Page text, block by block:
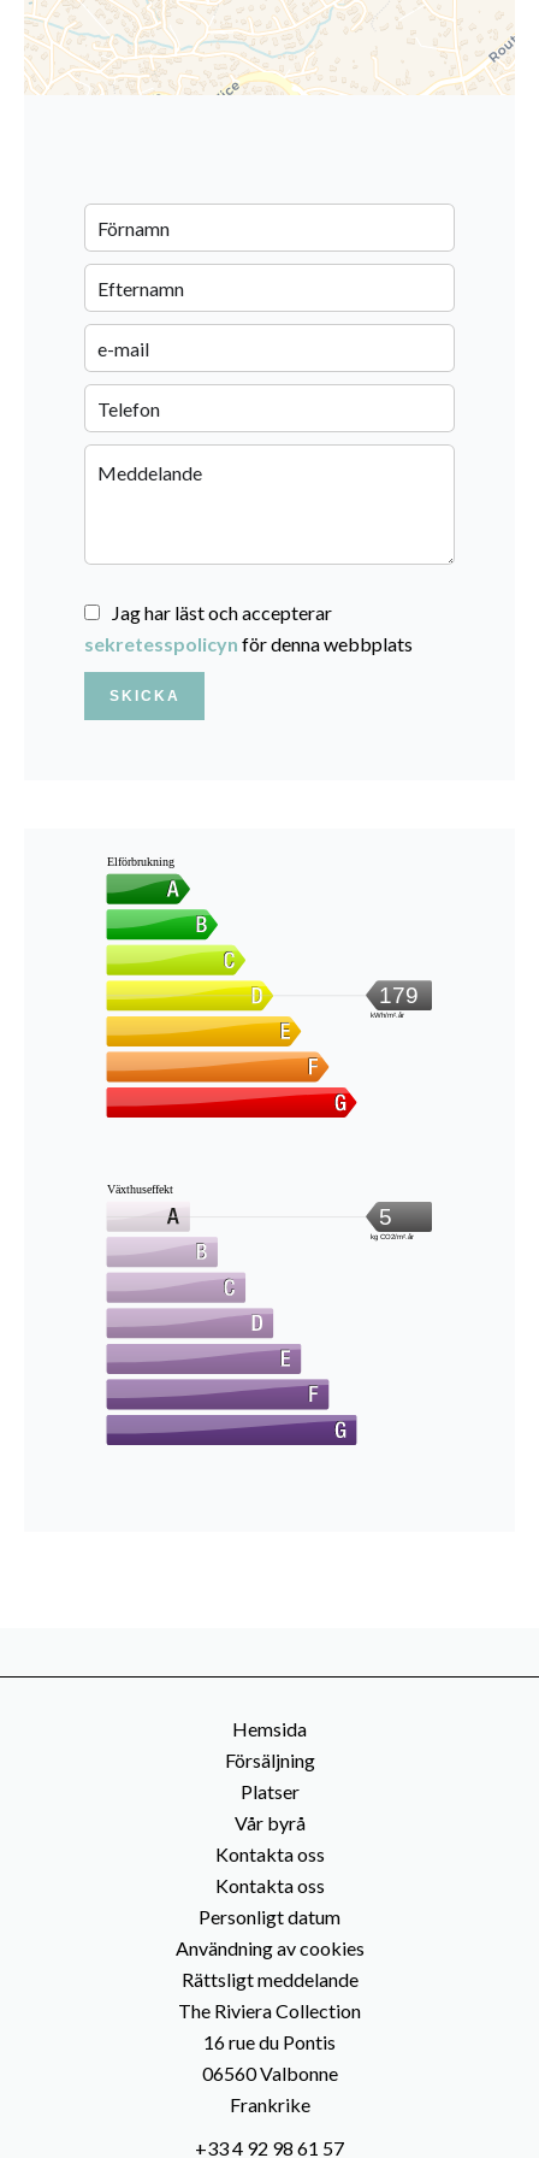
Jag har läst och accepterar
sekretesspolicyn för denna webbplats
SKICKA
Elförbrukning
179
kWh/m².år
Växthuseffekt
5
kg CO2/m².år
Hemsida
Försäljning
Platser
Vår byrå
Kontakta oss
Kontakta oss
Personligt datum
Användning av cookies
Rättsligt meddelande
The Riviera Collection
16 rue du Pontis
06560Valbonne
Frankrike
+33 4 92 98 61 57